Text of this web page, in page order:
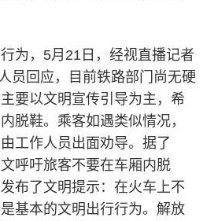
为，5月21日，经视直播记者
员回应，目前铁路部门尚无硬
要以文明宣传引导为主，希
脱鞋。乘客如遇类似情况，
工作人员出面劝导。据了
呼吁旅客不要在车厢内脱
布了文明提示：在火车上不
基本的文明出行行为。解放